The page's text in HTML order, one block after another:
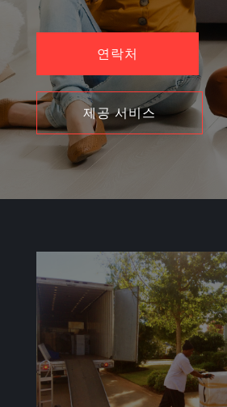
연락처
제공 서비스